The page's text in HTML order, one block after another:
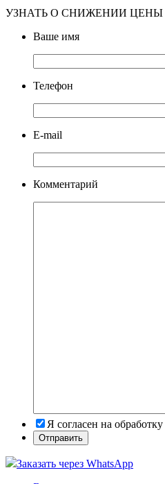
УЗНАТЬ О СНИЖЕНИИ ЦЕНЫ
Ваше имя
Телефон
E-mail
Комментарий
Я согласен на обработку
Заказать через WhatsApp